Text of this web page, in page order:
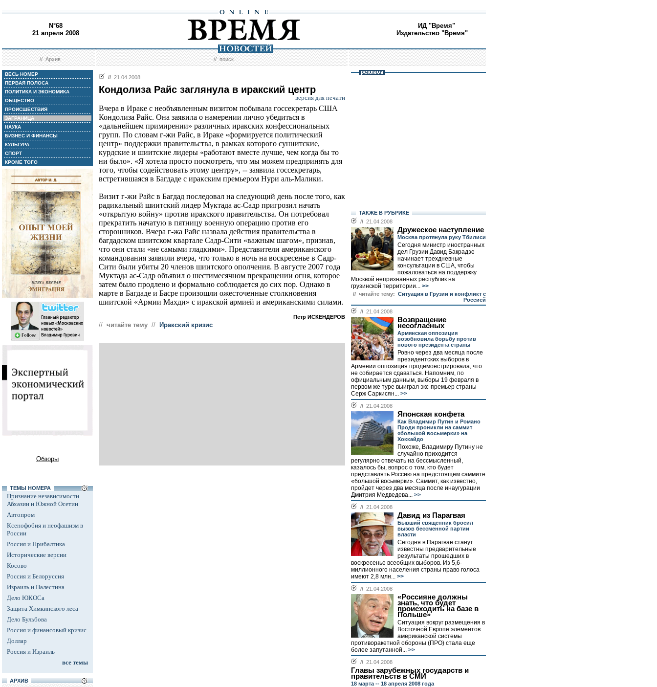
N°68
21 апреля 2008
ИД "Время"
Издательство "Время"
//Архив //поиск
ВЕСЬ НОМЕР
ПЕРВАЯ ПОЛОСА
ПОЛИТИКА И ЭКОНОМИКА
ОБЩЕСТВО
ПРОИСШЕСТВИЯ
ЗАГРАНИЦА
НАУКА
БИЗНЕС И ФИНАНСЫ
КУЛЬТУРА
СПОРТ
КРОМЕ ТОГО
Обзоры
ТЕМЫ НОМЕРА
Признание независимости
Абхазии и Южной Осетии
Автопром
Ксенофобия и неофашизм в
России
Россия и Прибалтика
Исторические версии
Косово
Россия и Белоруссия
Израиль и Палестина
Дело ЮКОСа
Защита Химкинского леса
Дело Бульбова
Россия и финансовый кризис
Доллар
Россия и Израиль
все темы
АРХИВ
// 21.04.2008
Кондолиза Райс заглянула в иракский центр
версия для печати
Вчера в Ираке с необъявленным визитом побывала госсекретарь США
Кондолиза Райс. Она заявила о намерении лично убедиться в
«дальнейшем примирении» различных иракских конфессиональных
групп. По словам г-жи Райс, в Ираке «формируется политический
центр» поддержки правительства, в рамках которого суннитские,
курдские и шиитские лидеры «работают вместе лучше, чем когда бы то
ни было». «Я хотела просто посмотреть, что мы можем предпринять для
того, чтобы содействовать этому центру», -- заявила госсекретарь,
встретившаяся в Багдаде с иракским премьером Нури аль-Малики.
Визит г-жи Райс в Багдад последовал на следующий день после того, как
радикальный шиитский лидер Муктада ас-Садр пригрозил начать
«открытую войну» против иракского правительства. Он потребовал
прекратить начатую в пятницу военную операцию против его
сторонников. Вчера г-жа Райс назвала действия правительства в
багдадском шиитском квартале Садр-Сити «важным шагом», признав,
что они стали «не самыми гладкими». Представители американского
командования заявили вчера, что только в ночь на воскресенье в Садр-
Сити были убиты 20 членов шиитского ополчения. В августе 2007 года
Муктада ас-Садр объявил о шестимесячном прекращении огня, которое
затем было продлено и формально соблюдается до сих пор. Однако в
марте в Багдаде и Басре произошли ожесточенные столкновения
шиитской «Армии Махди» с иракской армией и американскими силами.
Петр ИСКЕНДЕРОВ
// читайте тему // Иракский кризис
ТАКЖЕ В РУБРИКЕ
// 21.04.2008
Дружеское наступление
Москва протянула руку Тбилиси
Сегодня министр иностранных
дел Грузии Давид Бакрадзе
начинает трехдневные
консультации в США, чтобы
пожаловаться на поддержку
Москвой непризнанных республик на
грузинской территории... >>
// читайте тему: Ситуация в Грузии и конфликт с
Россией
// 21.04.2008
Возвращение
несогласных
Армянская оппозиция
возобновила борьбу против
нового президента страны
Ровно через два месяца после
президентских выборов в
Армении оппозиция продемонстрировала, что
не собирается сдаваться. Напомним, по
официальным данным, выборы 19 февраля в
первом же туре выиграл экс-премьер страны
Серж Саркисян... >>
// 21.04.2008
Японская конфета
Как Владимир Путин и Романо
Проди проникли на саммит
«большой восьмерки» на
Хоккайдо
Похоже, Владимиру Путину не
случайно приходится
регулярно отвечать на бессмысленный,
казалось бы, вопрос о том, кто будет
представлять Россию на предстоящем саммите
«большой восьмерки». Саммит, как известно,
пройдет через два месяца после инаугурации
Дмитрия Медведева... >>
// 21.04.2008
Давид из Парагвая
Бывший священник бросил
вызов бессменной партии
власти
Сегодня в Парагвае станут
известны предварительные
результаты прошедших в
воскресенье всеобщих выборов. Из 5,6-
миллионного населения страны право голоса
имеют 2,8 млн... >>
// 21.04.2008
«Россияне должны
знать, что будет
происходить на базе в
Польше»
Ситуация вокруг размещения в
Восточной Европе элементов
американской системы
противоракетной обороны (ПРО) стала еще
более запутанной... >>
// 21.04.2008
Главы зарубежных государств и
правительств в СМИ
18 марта -- 18 апреля 2008 года